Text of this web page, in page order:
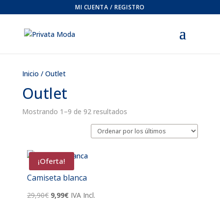
MI CUENTA / REGISTRO
Inicio / Outlet
Outlet
Mostrando 1–9 de 92 resultadosOrdenado
por
los
¡Oferta!
Camiseta blanca
29,90€ El
9,99€ElIVA Incl.